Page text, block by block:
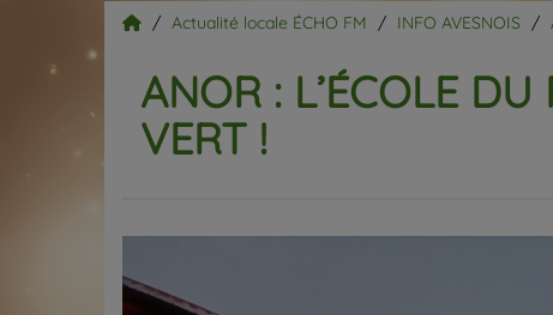
Actualité locale ÉCHO FM INFO AVESNOIS
ANOR : L’ÉCOLE
VERT !